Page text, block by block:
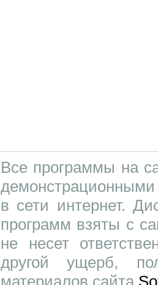
Все программы на
в сети интернет.
программ взяты с
не несет
другой ущерб,
материалов сайта